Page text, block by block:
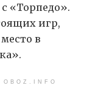
«Торпедо».
игр,
в